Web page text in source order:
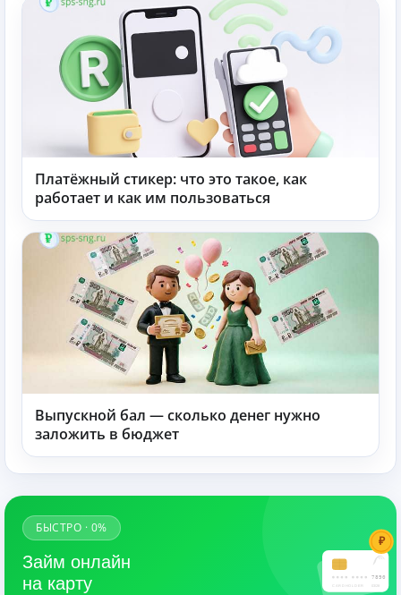
Платёжный стикер: что это такое, как
работает и как им пользоваться
Выпускной бал — сколько денег нужно
заложить в бюджет
7890
CARDHOLDER 03/28
₽
БЫСТРО · 0%
Займ онлайн
на карту